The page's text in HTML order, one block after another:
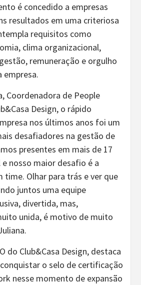
é concedido a empresas
resultados em uma criteriosa
requisitos como
clima organizacional,
remuneração e orgulho
empresa.
Coordenadora de People
Design, o rápido
nos últimos anos foi um
desafiadores na gestão de
presentes em mais de 17
nosso maior desafio é a
time. Olhar para trás e ver que
juntos uma equipe
divertida, mas,
unida, é motivo de muito
do Club&Casa Design, destaca
o selo de certificação
nesse momento de expansão